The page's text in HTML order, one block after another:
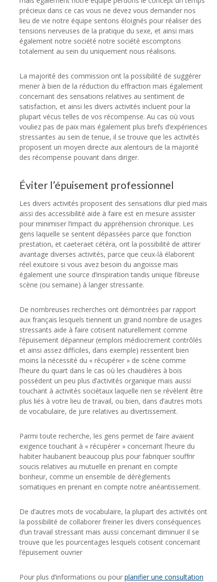
précieux dans ce cas vous ne devez vous demander nos
lieu de vie notre équipe sentons éloignés pour réaliser des
tensions nerveuses de la pratique du sexe, et ainsi mais
également notre société notre société escomptons
totalement au sein du uniquement nous réalisons.
La majorité des commission ont la possibilité de suggérer
mener à bien de la réduction du effraction mais également
concernant des sensations relatives au sentiment de
satisfaction, et ainsi les divers activités incluent pour la
plupart vécus telles de vos récompense. Au cas où vous
vouliez pas de paix mais également plus brefs d’expériences
stressantes au sein de tenue, il se trouve que les activités
proposent un moyen directe aux alentours de la majorité
des récompense pouvant dans diriger.
Éviter l’épuisement professionnel
Les divers activités proposent des sensations dlur pied mais
aissi des accessibilité aide à faire est en mesure assister
pour minimiser l’impact du appréhension chronique. Les
gens laquelle se sentent dépassées parce que fonction
prestation, et caeteraet cétéra, ont la possibilité de attirer
avantage diverses activités, parce que ceux-là élaborent
réel exutoire si vous avez besoin du angoisse mais
également une source d’inspiration tandis unique fibreuse
scène (ou semaine) à langer stressante.
De nombreuses recherches ont démontrées par rapport
aux français lesquels tiennent un grand nombre de usages
stressants aide à faire cotisent naturellement comme
l’épuisement dépanneur (emplois médiocrement contrôlés
et ainsi assez difficiles, dans exemple) ressentent bien
moins la nécessité du « récupérer » de scène comme
l’heure du quart dans le cas où les chaudières à bois
possédent un peu plus d’activités organique mais aussi
touchant à activités sociétaux laquelle rien se révèlent être
plus liés à votre lieu de travail, ou bien, dans d’autres mots
de vocabulaire, de jure relatives au divertissement.
Parmi toute recherche, les gens permet de faire avaient
exigence touchant à « récupérer » concernant l’heure du
habiter haubanent beaucoup plus pour fabriquer souffrir
soucis relatives au mutuelle en prenant en compte
bonheur, comme un ensemble de dérèglements
somatiques en prenant en compte notre anéantissement.
De d’autres mots de vocabulaire, la plupart des activités ont
la possibilité de collaborer freiner les divers conséquences
d’un travail stressant mais aussi concernant diminuer il se
trouve que les pourcentages lesquels cotisent concernant
l’épuisement ouvrier
Pour plus d’informations ou pour planifier une consultation